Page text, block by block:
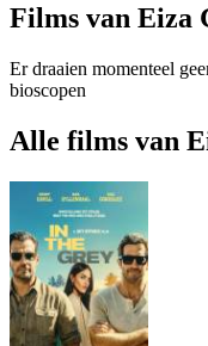
Films van Eiza
Er draaien momenteel
bioscopen
Alle films van